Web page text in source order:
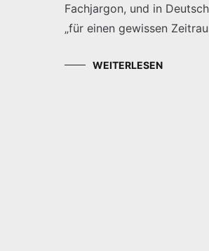
Fachjargon, und in
„für einen gewissen
WEITERLESEN